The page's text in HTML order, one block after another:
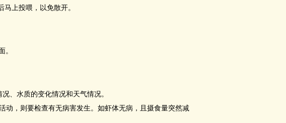
马上投喂，以免散开。
。
、水质的变化情况和天气情况。
，则要检查有无病害发生。如虾体无病，且摄食量突然减